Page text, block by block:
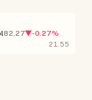
82,27▼-0.27%
21.55